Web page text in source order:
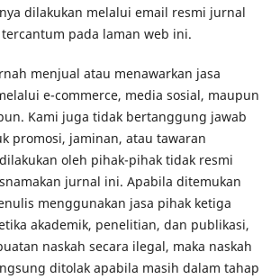
dilakukan melalui email resmi jurnal
pada laman web ini.
menjual atau menawarkan jasa
e-commerce, media sosial, maupun
Kami juga tidak bertanggung jawab
promosi, jaminan, atau tawaran
oleh pihak-pihak tidak resmi
jurnal ini. Apabila ditemukan
menggunakan jasa pihak ketiga
akademik, penelitian, dan publikasi,
naskah secara ilegal, maka naskah
ditolak apabila masih dalam tahap